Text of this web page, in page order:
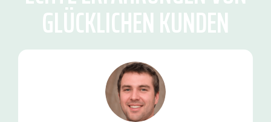
GLÜCKLICHEN KUNDEN